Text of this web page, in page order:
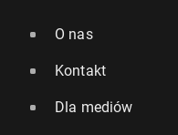
O nas
Kontakt
Dla mediów